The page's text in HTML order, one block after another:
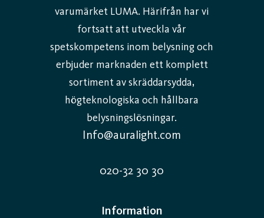
varumärket LUMA. Härifrån har vi
fortsatt att utveckla vår
spetskompetens inom belysning och
erbjuder marknaden ett komplett
sortiment av skräddarsydda,
högteknologiska och hållbara
belysningslösningar.
Info@auralight.com
020-32 30 30
Information